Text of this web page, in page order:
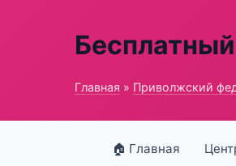
Главная » Приволжский
🏠 Главная